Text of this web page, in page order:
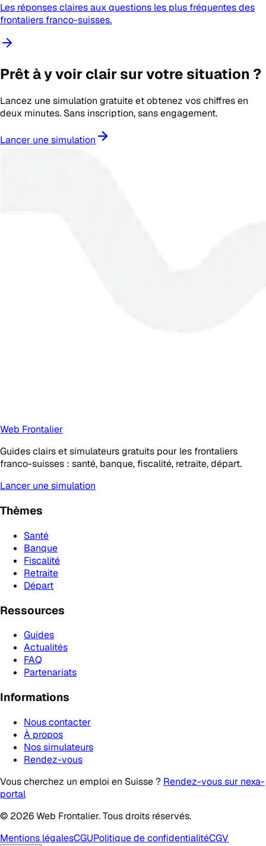
Les réponses claires aux questions les plus fréquentes des
frontaliers franco-suisses.
Prêt à y voir clair sur votre situation ?
Lancez une simulation gratuite et obtenez vos chiffres en
deux minutes. Sans inscription, sans engagement.
Lancer une simulation
Web Frontalier
Guides clairs et simulateurs gratuits pour les frontaliers
franco-suisses : santé, banque, fiscalité, retraite, départ.
Lancer une simulation
Thèmes
Santé
Banque
Fiscalité
Retraite
Départ
Ressources
Guides
Actualités
FAQ
Partenariats
Informations
Nous contacter
À propos
Nos simulateurs
Rendez-vous
Vous cherchez un emploi en Suisse ? Rendez-vous sur nexa-
portal
© 2026 Web Frontalier. Tous droits réservés.
Mentions légalesCGUPolitique de confidentialitéCGV